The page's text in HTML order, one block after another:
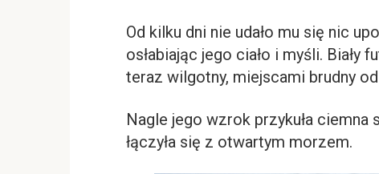
Od kilku dni nie udało mu się nic
osłabiając jego ciało i myśli. Biały
teraz wilgotny, miejscami brudny
Nagle jego wzrok przykuła
łączyła się z otwartym morzem.